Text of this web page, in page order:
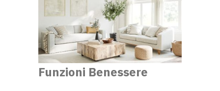
Funzioni Benessere